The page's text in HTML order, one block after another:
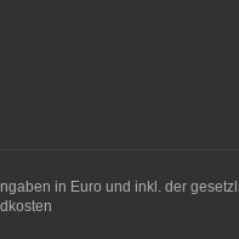
in Euro und inkl. der